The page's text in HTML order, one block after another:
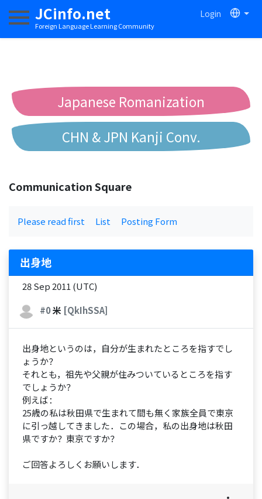
JCinfo.net
Foreign Language Learning Community
Login
Toggle navigation
Japanese Romanization
CHN & JPN Kanji Conv.
Communication Square
Please read first List Posting Form
出身地
28 Sep 2011 (UTC)
#0米 [QkIhSSA]
出身地というのは，自分が生まれたところを指すでし
ょうか？
それとも，祖先や父親が住みついているところを指す
でしょうか？
例えば：
25歳の私は秋田県で生まれて間も無く家族全員で東京
に引っ越してきました．この場合，私の出身地は秋田
県ですか？東京ですか？
ご回答よろしくお願いします．